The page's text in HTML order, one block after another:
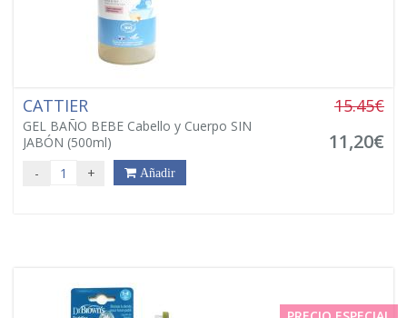
CATTIER
GEL BAÑO BEBE Cabello y Cuerpo SIN
JABÓN (500ml)
15.45€
11,20€
- + Añadir